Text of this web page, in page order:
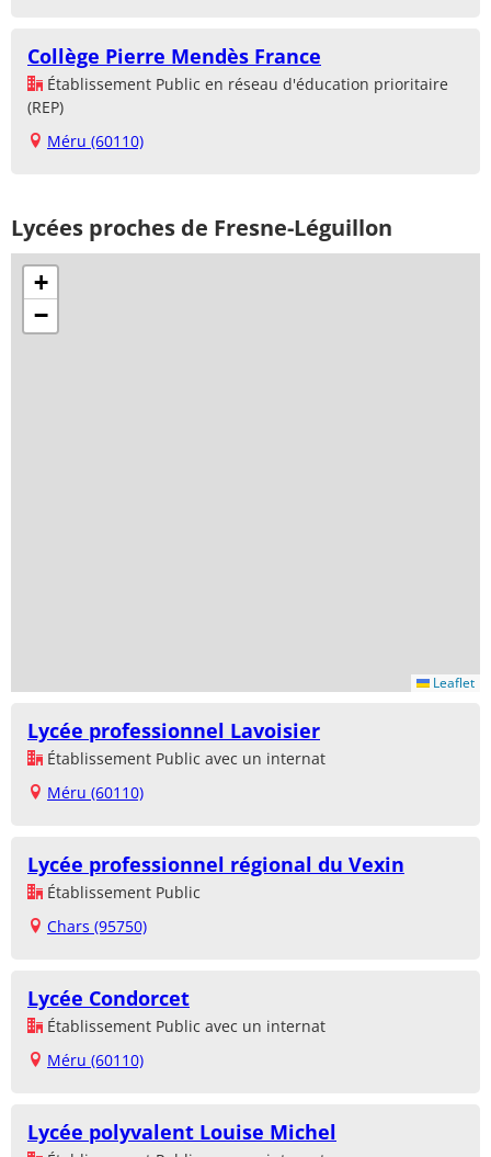
Collège Pierre Mendès France
Établissement Public en réseau d'éducation prioritaire
(REP)
Méru (60110)
Lycées proches de Fresne-Léguillon
+
−
Leaflet
Lycée professionnel Lavoisier
Établissement Public avec un internat
Méru (60110)
Lycée professionnel régional du Vexin
Établissement Public
Chars (95750)
Lycée Condorcet
Établissement Public avec un internat
Méru (60110)
Lycée polyvalent Louise Michel